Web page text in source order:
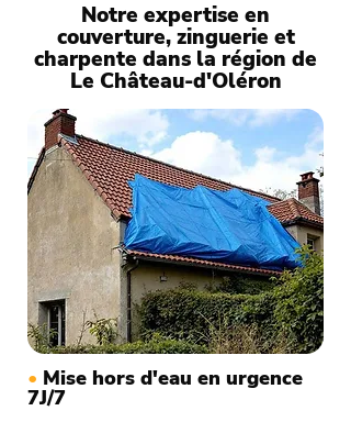
Notre expertise en
couverture, zinguerie et
charpente dans la région de
Le Château-d'Oléron
• Mise hors d'eau en urgence
7J/7